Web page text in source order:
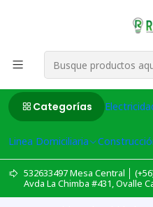
Categorías
Linea Domiciliaria
532633497 Mesa Central │
Avda La Chimba #431, Ovalle